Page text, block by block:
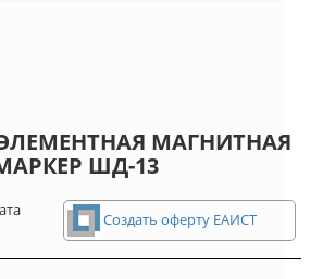
МАГНИТНАЯ
ШД-13
Создать оферту ЕАИСТ